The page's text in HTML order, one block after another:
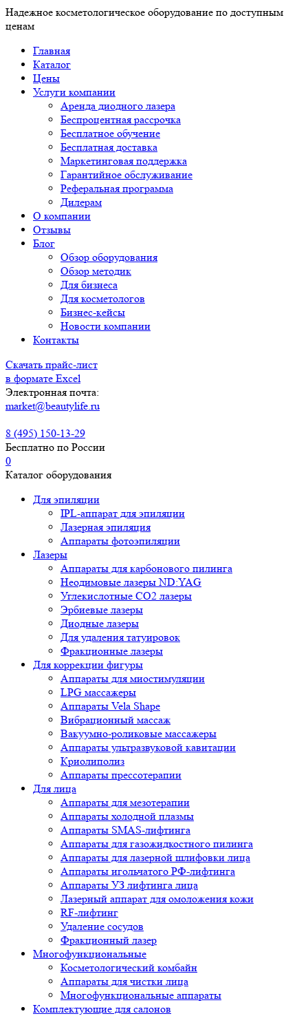
Надежное косметологическое оборудование по доступным
ценам
Главная
Каталог
Цены
Услуги компании
Аренда диодного лазера
Беспроцентная рассрочка
Бесплатное обучение
Бесплатная доставка
Маркетинговая поддержка
Гарантийное обслуживание
Реферальная программа
Дилерам
О компании
Отзывы
Блог
Обзор оборудования
Обзор методик
Для бизнеса
Для косметологов
Бизнес-кейсы
Новости компании
Контакты
Скачать прайс-лист
в формате Excel
Электронная почта:
market@beautylife.ru
8 (495) 150-13-29
Бесплатно по России
0
Каталог оборудования
Для эпиляции
IPL-аппарат для эпиляции
Лазерная эпиляция
Аппараты фотоэпиляции
Лазеры
Аппараты для карбонового пилинга
Неодимовые лазеры ND:YAG
Углекислотные СО2 лазеры
Эрбиевые лазеры
Диодные лазеры
Для удаления татуировок
Фракционные лазеры
Для коррекции фигуры
Аппараты для миостимуляции
LPG массажеры
Аппараты Vela Shape
Вибрационный массаж
Вакуумно-роликовые массажеры
Аппараты ультразвуковой кавитации
Криолиполиз
Аппараты прессотерапии
Для лица
Аппараты для мезотерапии
Аппараты холодной плазмы
Аппараты SMAS-лифтинга
Аппараты для газожидкостного пилинга
Аппараты для лазерной шлифовки лица
Аппараты игольчатого РФ-лифтинга
Аппараты УЗ лифтинга лица
Лазерный аппарат для омоложения кожи
RF-лифтинг
Удаление сосудов
Фракционный лазер
Многофункциональные
Косметологический комбайн
Аппараты для чистки лица
Многофункциональные аппараты
Комплектующие для салонов